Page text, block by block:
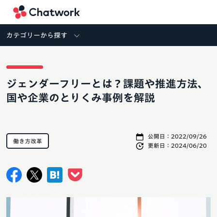
カテゴリーから探す
ジェンダーフリーとは？課題や推進方法、
国や企業のとりくみ事例を解説
公開日： 2022/09/26
更新日： 2024/06/20
働き方改革